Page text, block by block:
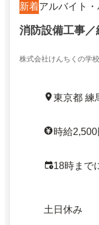
新着アルバイト・
消防設備工事／
株式会社けんちくの学校
東京都 練
時給
18時まで
土日休み